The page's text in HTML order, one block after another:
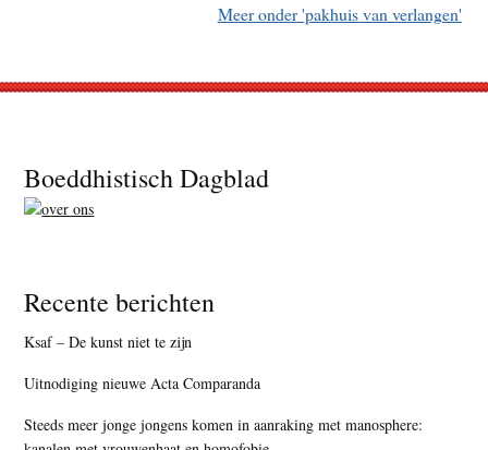
Meer onder 'pakhuis van verlangen'
Footer
Boeddhistisch Dagblad
Recente berichten
Ksaf – De kunst niet te zijn
Uitnodiging nieuwe Acta Comparanda
Steeds meer jonge jongens komen in aanraking met manosphere: